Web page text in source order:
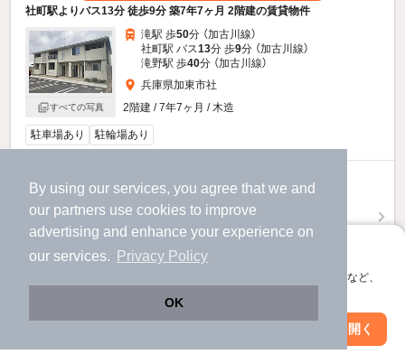
By using our services, you agree that we and
our partners use cookies to improve
advertising and enhance your experience on
our services.
Privacy Policy
OK
アプリに切り替えて、サクサクお部屋探し
会員登録なしですぐ使える。マップ検索やお気に入り保存など、
アプリを開く
社町駅よりバス13分 徒歩9分 築7年7ヶ月 2階建の賃貸物件
すべての写真
滝駅 歩50分 （加古川線）
社町駅 バス13分 歩9分 （加古川線）
滝野駅 歩40分 （加古川線）
兵庫県加東市社
2階建 / 7年7ヶ月 / 木造
駐車場あり 駐輪場あり
5.8万円
（管理費3,500円）
敷 不要 礼 1.0ヶ月
2階 / 2LDK / 56.68㎡
お問い合わせ
絞り込み条件を変更